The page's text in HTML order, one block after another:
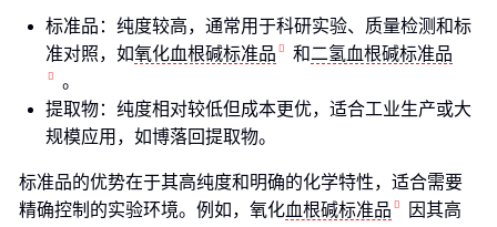
标准品：纯度较高，通常用于科研实验、质量检测和标
准对照，如氧化血根碱标准品 和二氢血根碱标准品
。
提取物：纯度相对较低但成本更优，适合工业生产或大
规模应用，如博落回提取物。
标准品的优势在于其高纯度和明确的化学特性，适合需要
精确控制的实验环境。例如，氧化血根碱标准品
因其高